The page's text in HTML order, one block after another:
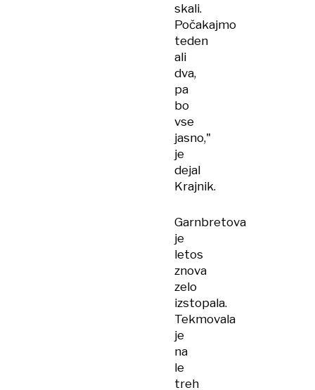
skali.
Počakajmo
teden
ali
dva,
pa
bo
vse
jasno,"
je
dejal
Krajnik.
Garnbretova
je
letos
znova
zelo
izstopala.
Tekmovala
je
na
le
treh